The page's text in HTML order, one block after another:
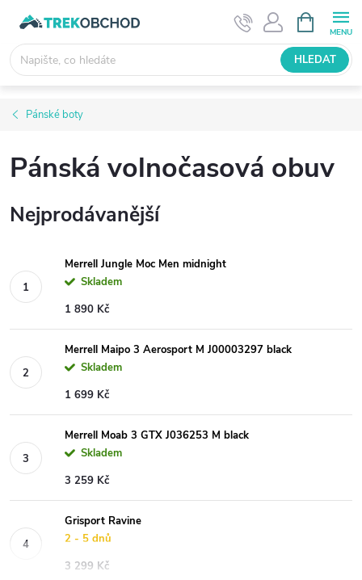
obsah
NÁKUPNÍ
KOŠÍK
HLEDAT
Pánské boty
Pánská volnočasová obuv
Nejprodávanější
Merrell Jungle Moc Men midnight
Skladem
1 890 Kč
Merrell Maipo 3 Aerosport M J00003297 black
Skladem
1 699 Kč
Merrell Moab 3 GTX J036253 M black
Skladem
3 259 Kč
Grisport Ravine
2 - 5 dnů
3 299 Kč